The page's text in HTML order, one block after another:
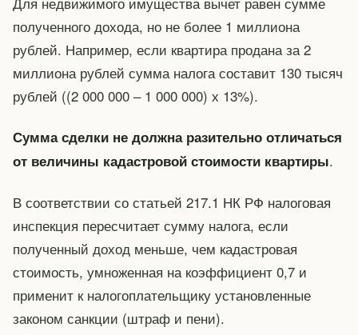
полученного дохода, но не более 1 миллиона
рублей. Например, если квартира продана за 2
миллиона рублей сумма налога составит 130 тысяч
рублей ((2 000 000 – 1 000 000) х 13%).
Сумма сделки не должна разительно отличаться
от величины кадастровой стоимости квартиры.
В соответствии со статьей 217.1 НК РФ налоговая
инспекция пересчитает сумму налога, если
полученный доход меньше, чем кадастровая
стоимость, умноженная на коэффициент 0,7 и
применит к налогоплательщику установленные
законом санкции (штраф и пени).